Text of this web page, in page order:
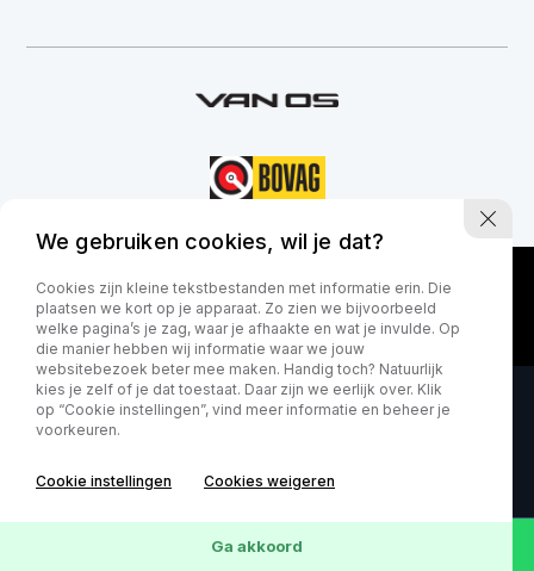
info@autobedrijfvanos.nl
Adres
5175 AXLoon op Zand
Openingstijden showroom
Maandag - vrijdag 08:00 - 18:00 uur
Zaterdag 09:00 - 15:00 uur
Openingstijden werkplaats
We gebruiken cookies, wil je dat?
Cookies zijn kleine tekstbestanden met informatie erin. Die
plaatsen we kort op je apparaat. Zo zien we bijvoorbeeld
welke pagina’s je zag, waar je afhaakte en wat je invulde. Op
die manier hebben wij informatie waar we jouw
websitebezoek beter mee maken. Handig toch? Natuurlijk
kies je zelf of je dat toestaat. Daar zijn we eerlijk over. Klik
op “Cookie instellingen”, vind meer informatie en beheer je
voorkeuren.
Cookie instellingen Cookies weigeren
Ga akkoord